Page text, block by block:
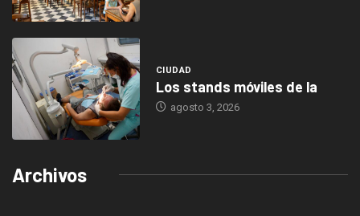
CIUDAD
Los stands móviles de la
agosto 3, 2026
Archivos